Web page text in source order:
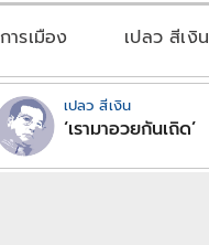
การเมือง เปลว สีเงิน
เปลว สีเงิน
‘เรามาอวยกันเถิด’